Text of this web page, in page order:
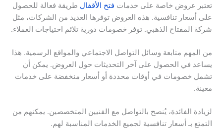
تعتبر عروض خاصة على خدمات فتح الأقفال طريقة فعالة للحصول
على أسعار تنافسية. هذه العروض توفرها العديد من الشركات، مثل
شركة المفتاح الذهبي. توفر خصومات دورية تلائم احتياجات العملاء.
من المهم متابعة وسائل التواصل الاجتماعي والمواقع الرسمية. هذا
يساعد في الحصول على آخر التحديثات حول العروض. يمكن أن
تشمل خصومات في أوقات محددة أو أسعار منخفضة على خدمات
معينة.
لزيادة الفائدة، يُنصح بالتواصل مع الفنيين المتخصصين. يمكنهم من
التمتع بـ أسعار تنافسية لجميع الخدمات المناسبة لهم.